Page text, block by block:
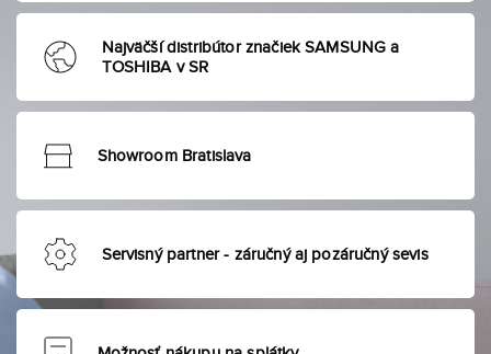
Najväčší distribútor značiek SAMSUNG a
TOSHIBA v SR
Showroom Bratislava
Servisný partner - záručný aj pozáručný sevis